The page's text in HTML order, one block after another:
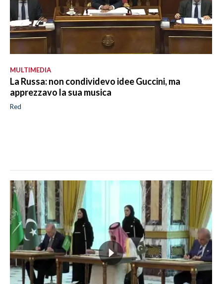
MULTIMEDIA
La Russa: non condividevo idee Guccini, ma
apprezzavo la sua musica
Red